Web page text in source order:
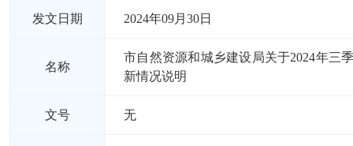
发文日期 2024年09月30日
名称
市自然资源和城乡建设局关于2024年三
新情况说明
文号 无